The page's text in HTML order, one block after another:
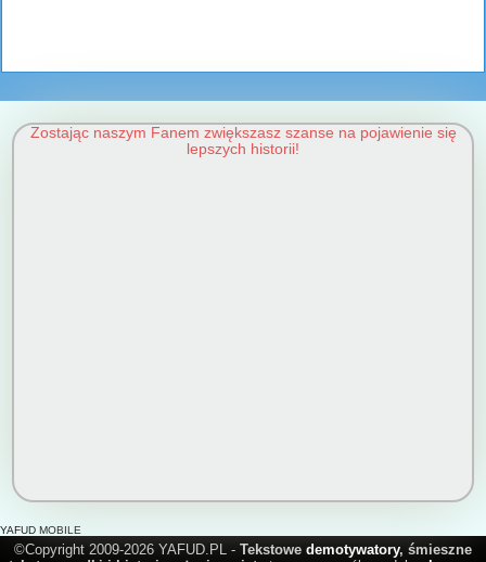
Zostając naszym Fanem zwiększasz szanse na pojawienie się
lepszych historii!
YAFUD MOBILE
©Copyright 2009-2026 YAFUD.PL - Tekstowe demotywatory, śmieszne